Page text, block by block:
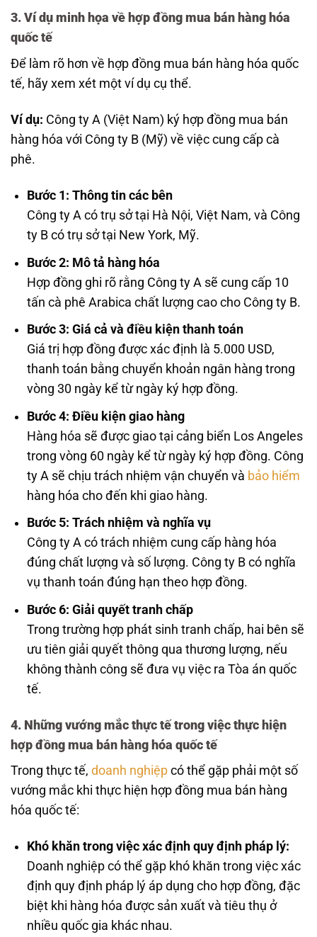
3. Ví dụ minh họa về hợp đồng mua bán hàng hóa
quốc tế
Để làm rõ hơn về hợp đồng mua bán hàng hóa quốc
tế, hãy xem xét một ví dụ cụ thể.
Ví dụ: Công ty A (Việt Nam) ký hợp đồng mua bán
hàng hóa với Công ty B (Mỹ) về việc cung cấp cà
phê.
Bước 1: Thông tin các bên
Công ty A có trụ sở tại Hà Nội, Việt Nam, và Công
ty B có trụ sở tại New York, Mỹ.
Bước 2: Mô tả hàng hóa
Hợp đồng ghi rõ rằng Công ty A sẽ cung cấp 10
tấn cà phê Arabica chất lượng cao cho Công ty B.
Bước 3: Giá cả và điều kiện thanh toán
Giá trị hợp đồng được xác định là 5.000 USD,
thanh toán bằng chuyển khoản ngân hàng trong
vòng 30 ngày kể từ ngày ký hợp đồng.
Bước 4: Điều kiện giao hàng
Hàng hóa sẽ được giao tại cảng biển Los Angeles
trong vòng 60 ngày kể từ ngày ký hợp đồng. Công
ty A sẽ chịu trách nhiệm vận chuyển và bảo hiểm
hàng hóa cho đến khi giao hàng.
Bước 5: Trách nhiệm và nghĩa vụ
Công ty A có trách nhiệm cung cấp hàng hóa
đúng chất lượng và số lượng. Công ty B có nghĩa
vụ thanh toán đúng hạn theo hợp đồng.
Bước 6: Giải quyết tranh chấp
Trong trường hợp phát sinh tranh chấp, hai bên sẽ
ưu tiên giải quyết thông qua thương lượng, nếu
không thành công sẽ đưa vụ việc ra Tòa án quốc
tế.
4. Những vướng mắc thực tế trong việc thực hiện
hợp đồng mua bán hàng hóa quốc tế
Trong thực tế, doanh nghiệp có thể gặp phải một số
vướng mắc khi thực hiện hợp đồng mua bán hàng
hóa quốc tế:
Khó khăn trong việc xác định quy định pháp lý:
Doanh nghiệp có thể gặp khó khăn trong việc xác
định quy định pháp lý áp dụng cho hợp đồng, đặc
biệt khi hàng hóa được sản xuất và tiêu thụ ở
nhiều quốc gia khác nhau.